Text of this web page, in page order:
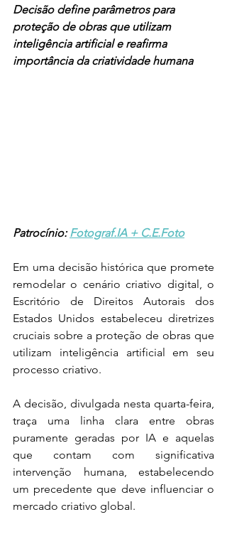
Decisão define parâmetros para
proteção de obras que utilizam
inteligência artificial e reafirma
importância da criatividade humana
Patrocínio: Fotograf.IA + C.E.Foto
Em uma decisão histórica que promete
remodelar o cenário criativo digital, o
Escritório de Direitos Autorais dos
Estados Unidos estabeleceu diretrizes
cruciais sobre a proteção de obras que
utilizam inteligência artificial em seu
processo criativo.
A decisão, divulgada nesta quarta-feira,
traça uma linha clara entre obras
puramente geradas por IA e aquelas
que contam com significativa
intervenção humana, estabelecendo
um precedente que deve influenciar o
mercado criativo global.